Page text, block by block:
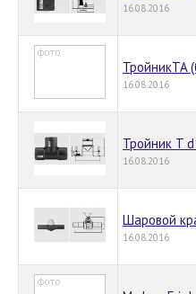
16.08.2016
ТройникTA
16.08.2016
Тройник T
16.08.2016
Шаровой
16.08.2016